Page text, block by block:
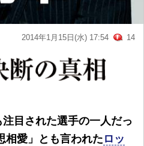
2014年1月15日(水) 17:54 14
目された選手の一人だっ
相愛」とも言われた ロッ